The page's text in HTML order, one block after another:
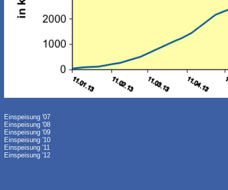
Einspeisung '07
Einspeisung '08
Einspeisung '09
Einspeisung '10
Einspeisung '11
Einspeisung '12